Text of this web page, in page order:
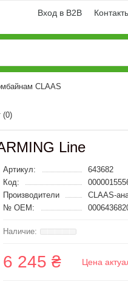
Вход в B2B
CLAAS
(0)
Line
Артикул:
643682
Код:
Производители
CLAAS-
№ OEM:
6 245 ₴ Цена